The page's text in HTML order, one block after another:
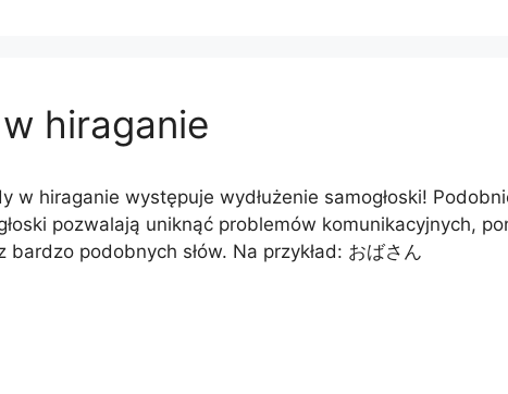
w hiraganie
w hiraganie występuje wydłużenie samogłoski!
pozwalają uniknąć problemów komunikacyjnych,
bardzo podobnych słów. Na przykład: おばさん